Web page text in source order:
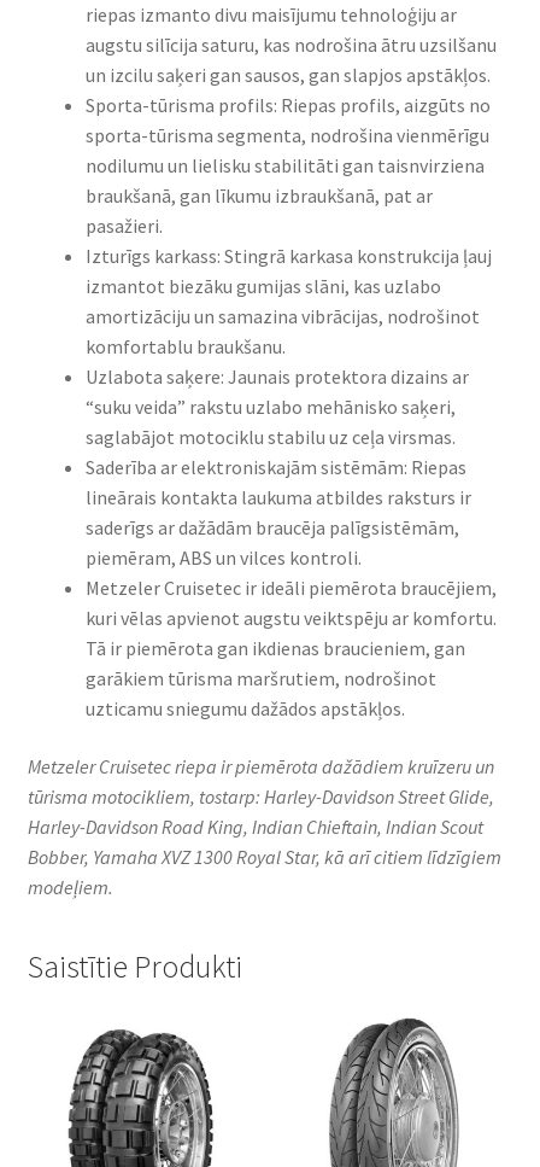
riepas izmanto divu maisījumu tehnoloģiju ar
augstu silīcija saturu, kas nodrošina ātru uzsilšanu
un izcilu saķeri gan sausos, gan slapjos apstākļos.
Sporta-tūrisma profils: Riepas profils, aizgūts no
sporta-tūrisma segmenta, nodrošina vienmērīgu
nodilumu un lielisku stabilitāti gan taisnvirziena
braukšanā, gan līkumu izbraukšanā, pat ar
pasažieri.
Izturīgs karkass: Stingrā karkasa konstrukcija ļauj
izmantot biezāku gumijas slāni, kas uzlabo
amortizāciju un samazina vibrācijas, nodrošinot
komfortablu braukšanu.
Uzlabota saķere: Jaunais protektora dizains ar
“suku veida” rakstu uzlabo mehānisko saķeri,
saglabājot motociklu stabilu uz ceļa virsmas.
Saderība ar elektroniskajām sistēmām: Riepas
lineārais kontakta laukuma atbildes raksturs ir
saderīgs ar dažādām braucēja palīgsistēmām,
piemēram, ABS un vilces kontroli.
Metzeler Cruisetec ir ideāli piemērota braucējiem,
kuri vēlas apvienot augstu veiktspēju ar komfortu.
Tā ir piemērota gan ikdienas braucieniem, gan
garākiem tūrisma maršrutiem, nodrošinot
uzticamu sniegumu dažādos apstākļos.
Metzeler Cruisetec riepa ir piemērota dažādiem kruīzeru un
tūrisma motocikliem, tostarp: Harley-Davidson Street Glide,
Harley-Davidson Road King, Indian Chieftain, Indian Scout
Bobber, Yamaha XVZ 1300 Royal Star, kā arī citiem līdzīgiem
modeļiem.
Saistītie Produkti